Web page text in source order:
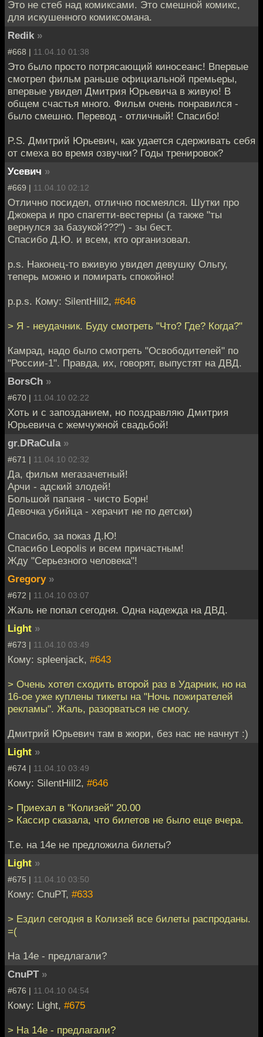
Это не стеб над комиксами. Это смешной комикс,
для искушенного комиксомана.
Redik »
#668 | 11.04.10 01:38
Это было просто потрясающий киносеанс! Впервые
смотрел фильм раньше официальной премьеры,
впервые увидел Дмитрия Юрьевича в живую! В
общем счастья много. Фильм очень понравился -
было смешно. Перевод - отличный! Спасибо!
P.S. Дмитрий Юрьевич, как удается сдерживать себя
от смеха во время озвучки? Годы тренировок?
Усевич »
#669 | 11.04.10 02:12
Отлично посидел, отлично посмеялся. Шутки про
Джокера и про спагетти-вестерны (а также "ты
вернулся за базукой???") - зы бест.
Спасибо Д.Ю. и всем, кто организовал.
p.s. Наконец-то вживую увидел девушку Ольгу,
теперь можно и помирать спокойно!
p.p.s. Кому: SilentHill2, #646
> Я - неудачник. Буду смотреть "Что? Где? Когда?"
Камрад, надо было смотреть "Освободителей" по
"России-1". Правда, их, говорят, выпустят на ДВД.
BorsCh »
#670 | 11.04.10 02:22
Хоть и с запозданием, но поздравляю Дмитрия
Юрьевича с жемчужной свадьбой!
gr.DRaCula »
#671 | 11.04.10 02:32
Да, фильм мегазачетный!
Арчи - адский злодей!
Большой папаня - чисто Борн!
Девочка убийца - херачит не по детски)
Спасибо, за показ Д.Ю!
Спасибо Leopolis и всем причастным!
Жду "Серьезного человека"!
Gregory »
#672 | 11.04.10 03:07
Жаль не попал сегодня. Одна надежда на ДВД.
Light »
#673 | 11.04.10 03:49
Кому: spleenjack, #643
> Очень хотел сходить второй раз в Ударник, но на
16-ое уже куплены тикеты на "Ночь пожирателей
рекламы". Жаль, разорваться не смогу.
Дмитрий Юрьевич там в жюри, без нас не начнут :)
Light »
#674 | 11.04.10 03:49
Кому: SilentHill2, #646
> Приехал в "Колизей" 20.00
> Кассир сказала, что билетов не было еще вчера.
Т.е. на 14е не предложила билеты?
Light »
#675 | 11.04.10 03:50
Кому: CnuPT, #633
> Ездил сегодня в Колизей все билеты распроданы.
=(
На 14е - предлагали?
CnuPT »
#676 | 11.04.10 04:54
Кому: Light, #675
> На 14е - предлагали?